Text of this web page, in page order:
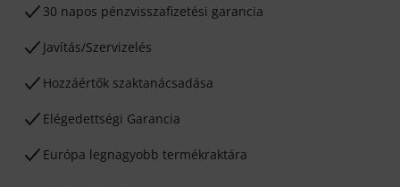
30 napos pénzvisszafizetési garancia
Javítás/Szervizelés
Hozzáértők szaktanácsadása
Elégedettségi Garancia
Európa legnagyobb termékraktára